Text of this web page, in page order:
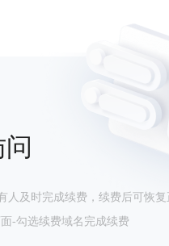
人及时完成续费，续费后可恢复
-勾选续费域名完成续费